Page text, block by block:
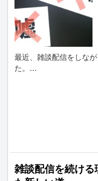
最近、雑談配信をしな
た。…
雑談配信を続ける